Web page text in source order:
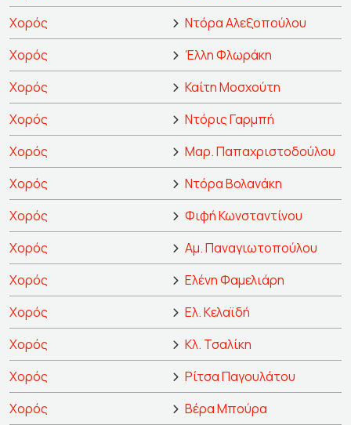
Χορός
Ντόρα Αλεξοπούλου
Χορός
Έλλη Φλωράκη
Χορός
Καίτη Μοσχούτη
Χορός
Ντόρις Γαρμπή
Χορός
Μαρ. Παπαχριστοδούλου
Χορός
Ντόρα Βολανάκη
Χορός
Φιφή Κωνσταντίνου
Χορός
Αμ. Παναγιωτοπούλου
Χορός
Ελένη Φαμελιάρη
Χορός
Ελ. Κελαϊδή
Χορός
Κλ. Τσαλίκη
Χορός
Ρίτσα Παγουλάτου
Χορός
Βέρα Μπούρα